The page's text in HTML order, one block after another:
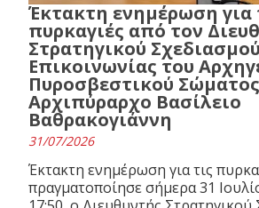
Έκτακτη ενημέρωση για
πυρκαγιές από τον
Στρατηγικού
Επικοινωνίας του
Πυροσβεστικού Σώματος
Αρχιπύραρχο Βασίλειο
Βαθρακογιάννη
31/07/2026
Έκτακτη ενημέρωση για τις
πραγματοποίησε σήμερα 31